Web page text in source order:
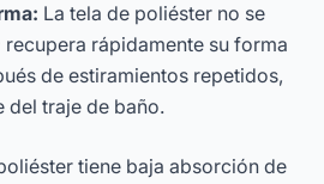
La tela de poliéster no se
rápidamente su forma
de estiramientos repetidos,
del traje de baño.
tiene baja absorción de